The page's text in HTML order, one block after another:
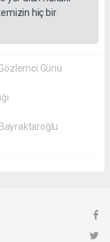
hiç bir
Günü